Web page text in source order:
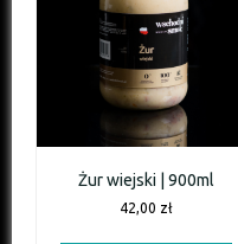
Żur wiejski | 900ml
42,00 zł